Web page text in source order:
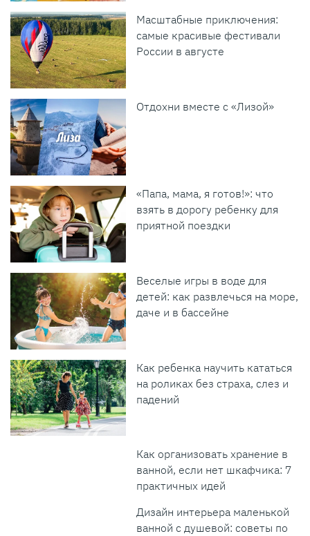
Масштабные приключения:
самые красивые фестивали
России в августе
Отдохни вместе с «Лизой»
«Папа, мама, я готов!»: что
взять в дорогу ребенку для
приятной поездки
Веселые игры в воде для
детей: как развлечься на море,
даче и в бассейне
Как ребенка научить кататься
на роликах без страха, слез и
падений
Как организовать хранение в
ванной, если нет шкафчика: 7
практичных идей
Дизайн интерьера маленькой
ванной с душевой: советы по